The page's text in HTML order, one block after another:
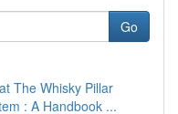
Go
The Whisky Pillar
: A Handbook ...